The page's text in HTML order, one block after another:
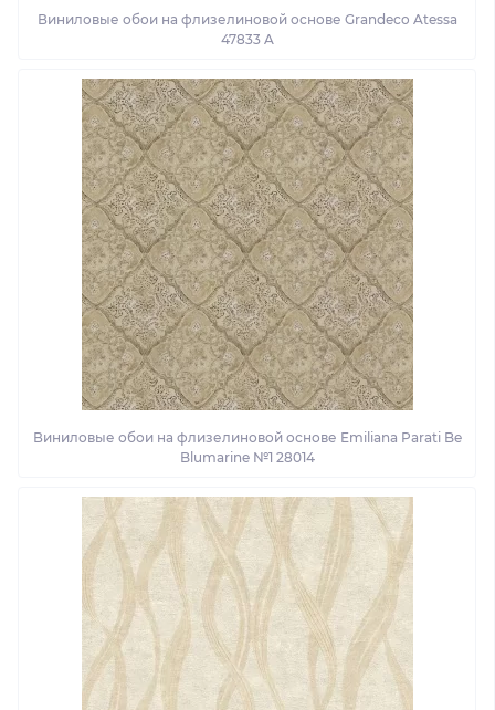
Виниловые обои на флизелиновой основе Grandeco Atessa
47833 A
Виниловые обои на флизелиновой основе Emiliana Parati Be
Blumarine №1 28014